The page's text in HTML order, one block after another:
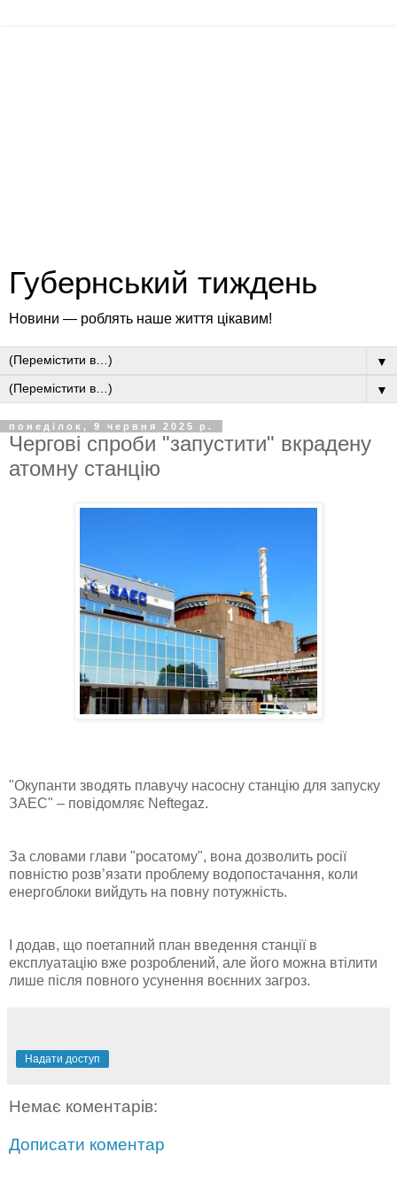
Губернський тиждень
Новини — роблять наше життя цікавим!
▼
▼
понеділок, 9 червня 2025 р.
Чергові спроби "запустити" вкрадену
атомну станцію
"Окупанти зводять плавучу насосну станцію для запуску
ЗАЕС" – повідомляє Neftegaz.
За словами глави "росатому", вона дозволить росії
повністю розв’язати проблему водопостачання, коли
енергоблоки вийдуть на повну потужність.
І додав, що поетапний план введення станції в
експлуатацію вже розроблений, але його можна втілити
лише після повного усунення воєнних загроз.
Надати доступ
Немає коментарів:
Дописати коментар